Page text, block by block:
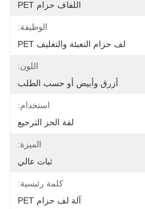
اللفاف حزام PET
الوظيفة:
لف حزام التعبئة والتغليف PET
اللون:
أزرق وأبيض أو حسب الطلب
استخدام:
لفة الحز الترجيع
الميزة:
ثبات عالي
كلمة رئيسية:
آلة لف حزام PET